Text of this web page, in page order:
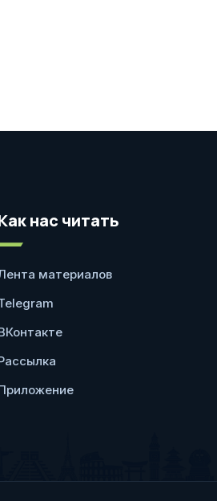
нас читать
материалов